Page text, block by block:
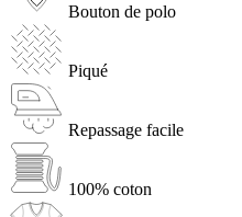
Bouton de polo
Piqué
Repassage facile
100% coton